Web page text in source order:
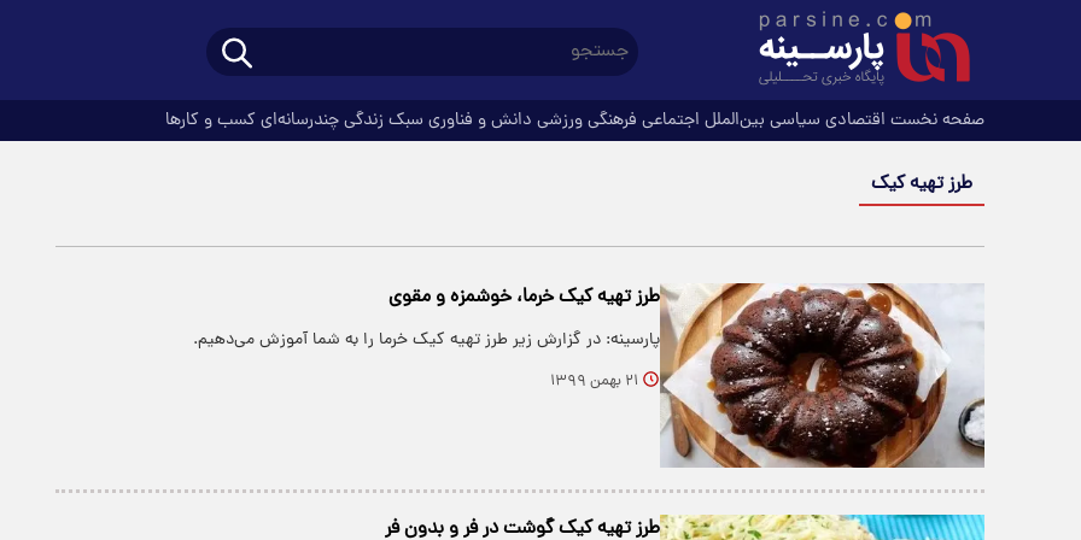
صفحه نخست اقتصادی سیاسی بین‌الملل اجتماعی فرهنگیورزشی دانش و فناوری سبک زندگیچندرسانه‌ای کسب و کارها
طرز تهیه کیک
طرز تهیه کیک خرما، خوشمزه و مقوی
پارسینه: در گزارش زیر طرز تهیه کیک خرما را به شما آموزش می‌دهیم.
۲۱ بهمن ۱۳۹۹
طرز تهیه کیک گوشت در فر و بدون فر